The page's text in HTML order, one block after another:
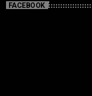
FACEBOOK